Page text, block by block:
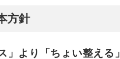
方針
より「ちょい整える」